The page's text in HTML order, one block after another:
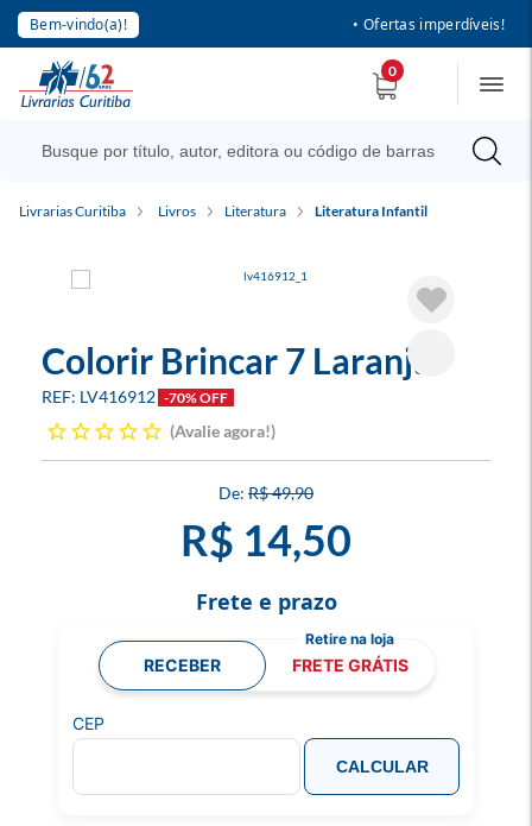
Bem-vindo(a)! • Ofertas imperdíveis!
0
Livrarias Curitiba Livros Literatura Literatura Infantil
Colorir Brincar 7 Laranja
LV416912 -70% OFF
Avalie agora!
R$ 49,90
R$ 14,50
Frete e prazo
RECEBER FRETE GRÁTIS
CEP
CALCULAR